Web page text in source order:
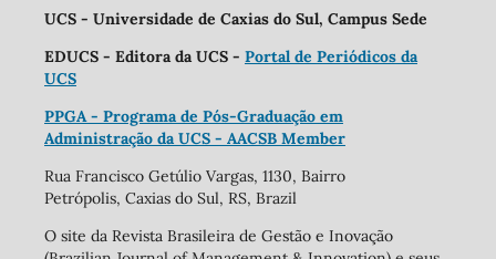
UCS - Universidade de Caxias do Sul, Campus Sede
EDUCS - Editora da UCS - Portal de Periódicos da
UCS
PPGA - Programa de Pós-Graduação em
Administração da UCS - AACSB Member
Rua Francisco Getúlio Vargas, 1130, Bairro
Petrópolis, Caxias do Sul, RS, Brazil
O site da Revista Brasileira de Gestão e Inovação